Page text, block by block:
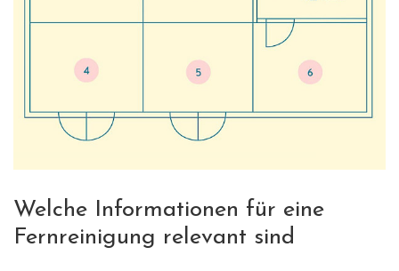
Welche Informationen für eine
Fernreinigung relevant sind